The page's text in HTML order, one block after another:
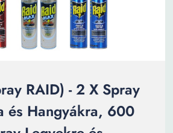
RAID) - 2 X Spray
és Hangyákra, 600